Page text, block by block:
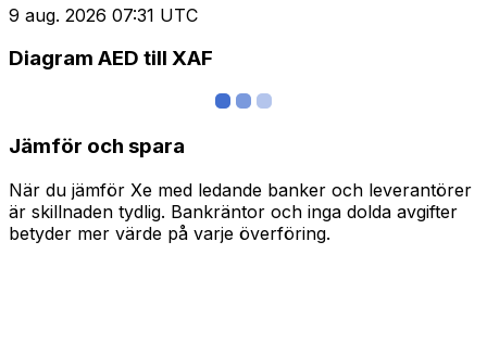
9 aug. 2026 07:31 UTC
Diagram AED till XAF
Jämför och spara
När du jämför Xe med ledande banker och leverantörer
är skillnaden tydlig. Bankräntor och inga dolda avgifter
betyder mer värde på varje överföring.